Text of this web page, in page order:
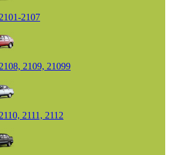
2107
2109, 21099
2111, 2112